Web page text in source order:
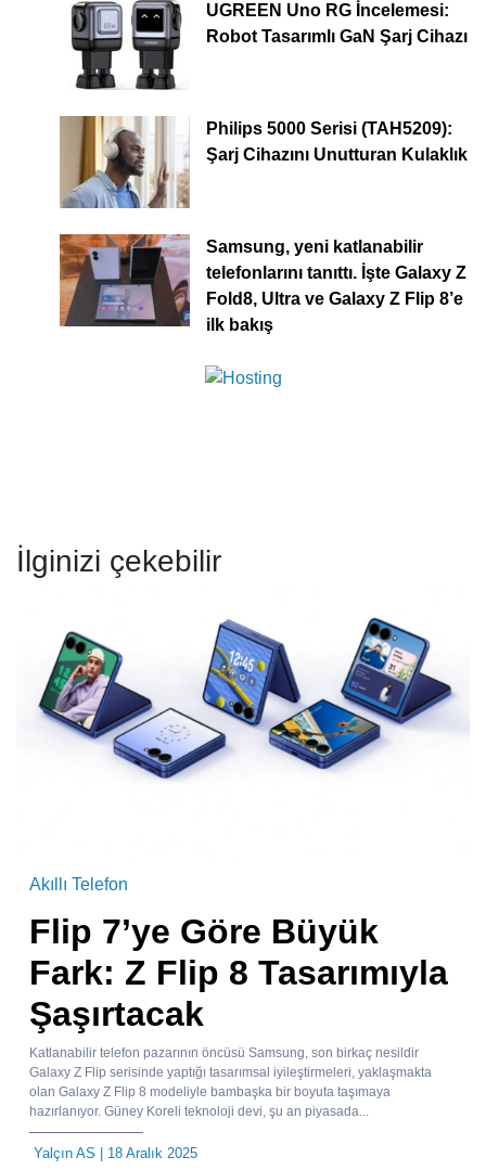
UGREEN Uno RG İncelemesi:
Robot Tasarımlı GaN Şarj Cihazı
Philips 5000 Serisi (TAH5209):
Şarj Cihazını Unutturan Kulaklık
Samsung, yeni katlanabilir
telefonlarını tanıttı. İşte Galaxy Z
Fold8, Ultra ve Galaxy Z Flip 8’e
ilk bakış
İlginizi çekebilir
Akıllı Telefon
Flip 7’ye Göre Büyük
Fark: Z Flip 8 Tasarımıyla
Şaşırtacak
Katlanabilir telefon pazarının öncüsü Samsung, son birkaç nesildir
Galaxy Z Flip serisinde yaptığı tasarımsal iyileştirmeleri, yaklaşmakta
olan Galaxy Z Flip 8 modeliyle bambaşka bir boyuta taşımaya
hazırlanıyor. Güney Koreli teknoloji devi, şu an piyasada...
Yalçın AS | 18 Aralık 2025